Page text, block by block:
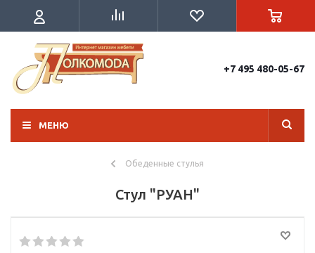
+7 495 480-05-67
МЕНЮ
Обеденные стулья
Стул "РУАН"